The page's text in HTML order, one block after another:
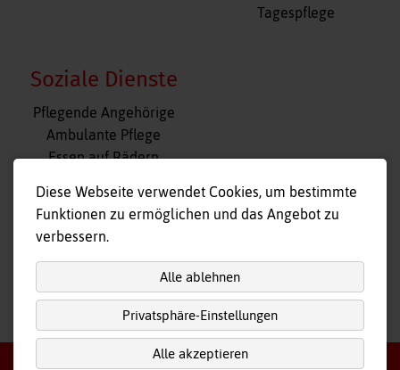
Tagespflege
Soziale Dienste
Navigation
überspringen
Pflegende Angehörige
Ambulante Pflege
Essen auf Rädern
Tagespflege
Hausnotruf
nach oben
Diese Webseite verwendet Cookies, um bestimmte
Funktionen zu ermöglichen und das Angebot zu
verbessern.
Alle ablehnen
Privatsphäre-Einstellungen
Alle akzeptieren